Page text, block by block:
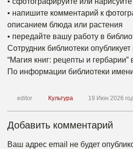
• напишите комментарий к
описанием блюда или растения
• передайте вашу работу в
Сотрудник библиотеки
“Магия книг: рецепты и
По информации библиотеки
editor Культура 19 Июн 2026
Добавить комментарий
Ваш адрес email не будет